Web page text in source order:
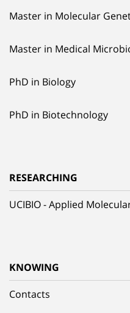
Master in Molecular
Master in Medical
PhD in Biology
PhD in Biotechnology
RESEARCHING
UCIBIO - Applied
KNOWING
Contacts